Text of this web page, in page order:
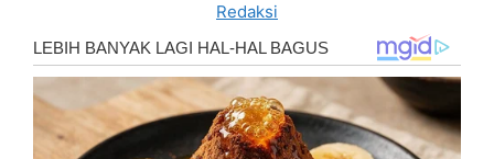
Redaksi